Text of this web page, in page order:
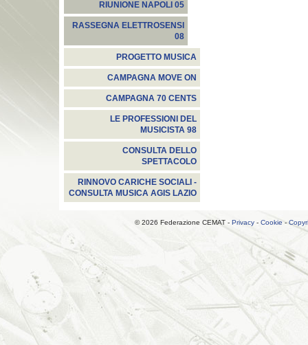
RIUNIONE NAPOLI 05
RASSEGNA ELETTROSENSI
08
PROGETTO MUSICA
CAMPAGNA MOVE ON
CAMPAGNA 70 CENTS
LE PROFESSIONI DEL
MUSICISTA 98
CONSULTA DELLO
SPETTACOLO
RINNOVO CARICHE SOCIALI -
CONSULTA MUSICA AGIS LAZIO
© 2026 Federazione CEMAT - Privacy- Cookie -